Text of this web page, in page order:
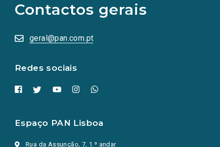
Contactos gerais
geral@pan.com.pt
Redes sociais
redes
sociais
numa
nova
Espaço PAN Lisboa
Rua da Assunção, 7, 1.º andar